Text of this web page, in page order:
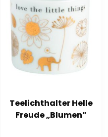
Teelichthalter Helle
Freude „Blumen”